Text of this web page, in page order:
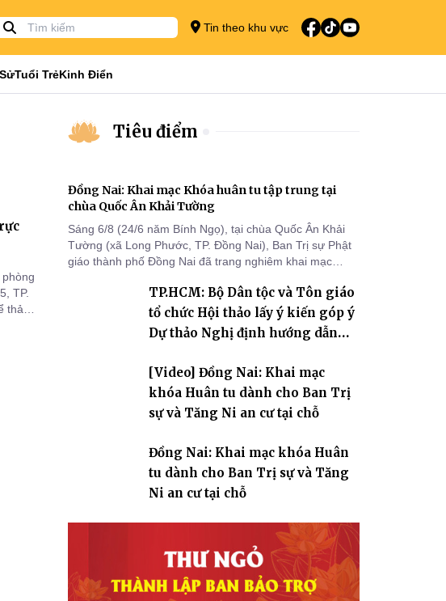
Tin theo khu vực
Tuổi TrẻKinh Điển
TP.
Tiêu điểm
Đồng Nai: Khai mạc Khóa huân tu tập trung tại
chùa Quốc Ân Khải Tường
Sáng 6/8 (24/6 năm Bính Ngọ), tại chùa Quốc Ân Khải
Tường (xã Long Phước, TP. Đồng Nai), Ban Trị sự Phật
giáo thành phố Đồng Nai đã trang nghiêm khai mạc
2570 dành cho chư Tăng hành giả an cư tại chỗ khu vực
VII, VIII và trường hạ chùa Quốc Ân Khải Tường.
TP.HCM: Bộ Dân tộc và Tôn giáo
tổ chức Hội thảo lấy ý kiến góp ý
Dự thảo Nghị định hướng dẫn
giáo
[Video] Đồng Nai: Khai mạc
khóa Huân tu dành cho Ban Trị
sự và Tăng Ni an cư tại chỗ
Đồng Nai: Khai mạc khóa Huân
tu dành cho Ban Trị sự và Tăng
Ni an cư tại chỗ